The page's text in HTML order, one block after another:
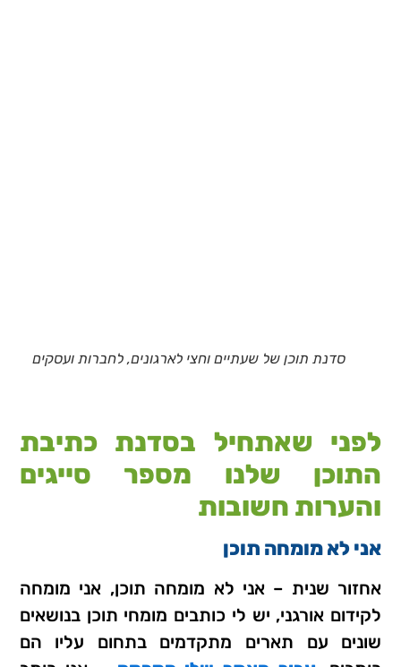
סדנת תוכן של שעתיים וחצי לארגונים, לחברות ועסקים
לפני שאתחיל בסדנת כתיבת
התוכן שלנו מספר סייגים
והערות חשובות
אני לא מומחה תוכן
אחזור שנית – אני לא מומחה תוכן, אני מומחה
לקידום אורגני, יש לי כותבים מומחי תוכן בנושאים
שונים עם תארים מתקדמים בתחום עליו הם